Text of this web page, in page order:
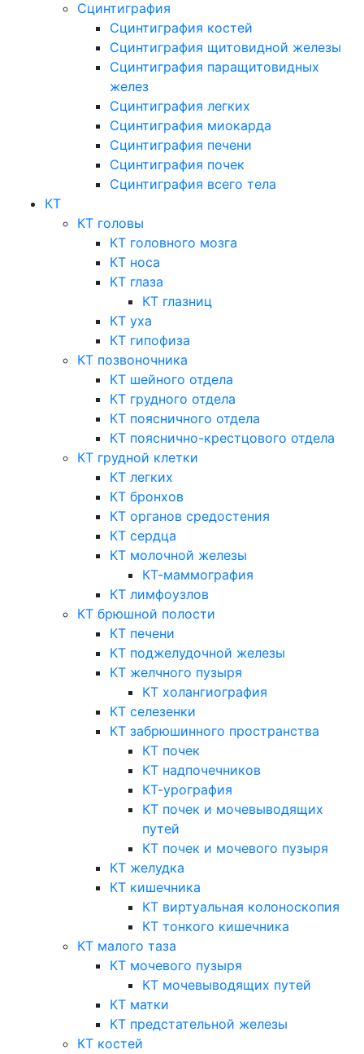
Сцинтиграфия
Сцинтиграфия костей
Сцинтиграфия щитовидной железы
Сцинтиграфия паращитовидных
желез
Сцинтиграфия легких
Сцинтиграфия миокарда
Сцинтиграфия печени
Сцинтиграфия почек
Сцинтиграфия всего тела
КТ
КТ головы
КТ головного мозга
КТ носа
КТ глаза
КТ глазниц
КТ уха
КТ гипофиза
КТ позвоночника
КТ шейного отдела
КТ грудного отдела
КТ поясничного отдела
КТ пояснично-крестцового отдела
КТ грудной клетки
КТ легких
КТ бронхов
КТ органов средостения
КТ сердца
КТ молочной железы
КТ-маммография
КТ лимфоузлов
КТ брюшной полости
КТ печени
КТ поджелудочной железы
КТ желчного пузыря
КТ холангиография
КТ селезенки
КТ забрюшинного пространства
КТ почек
КТ надпочечников
КТ-урография
КТ почек и мочевыводящих
путей
КТ почек и мочевого пузыря
КТ желудка
КТ кишечника
КТ виртуальная колоноскопия
КТ тонкого кишечника
КТ малого таза
КТ мочевого пузыря
КТ мочевыводящих путей
КТ матки
КТ предстательной железы
КТ костей